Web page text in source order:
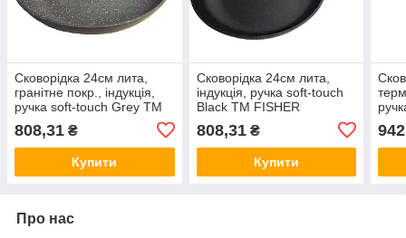
Сковорідка 24см лита,
гранітне покр., індукція,
ручка soft-touch Grey ТМ
808,31 ₴
Купити
Сковорідка 24см лита,
індукція, ручка soft-touch
Black ТМ FISHER
808,31₴
Купити
Про нас